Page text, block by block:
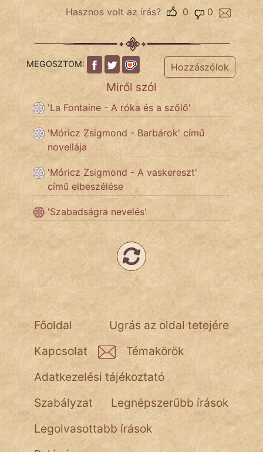
ÉLETMÓD
MAGYARSÁG
TÖRTÉNELEM
Népszerű szerzőink:
cinege
Hunor
Jób Gedeon
vörös ördög
nagyöreg
NapHold
Név nélkül
pszichopati
szegény legény
Hasznos volt az írás? 0
0
MEGOSZTOM: Hozzászólok
Miről szól
'La Fontaine - A róka és a szőlő'
'Móricz Zsigmond - Barbárok' című
novellája
'Móricz Zsigmond - A vaskereszt'
című elbeszélése
'Szabadságra nevelés'
Ugrás az oldal tetejére
Főoldal
Kapcsolat
Témakörök
Adatkezelési tájékoztató
Szabályzat
Legnépszerűbb írások
Legolvasottabb írások